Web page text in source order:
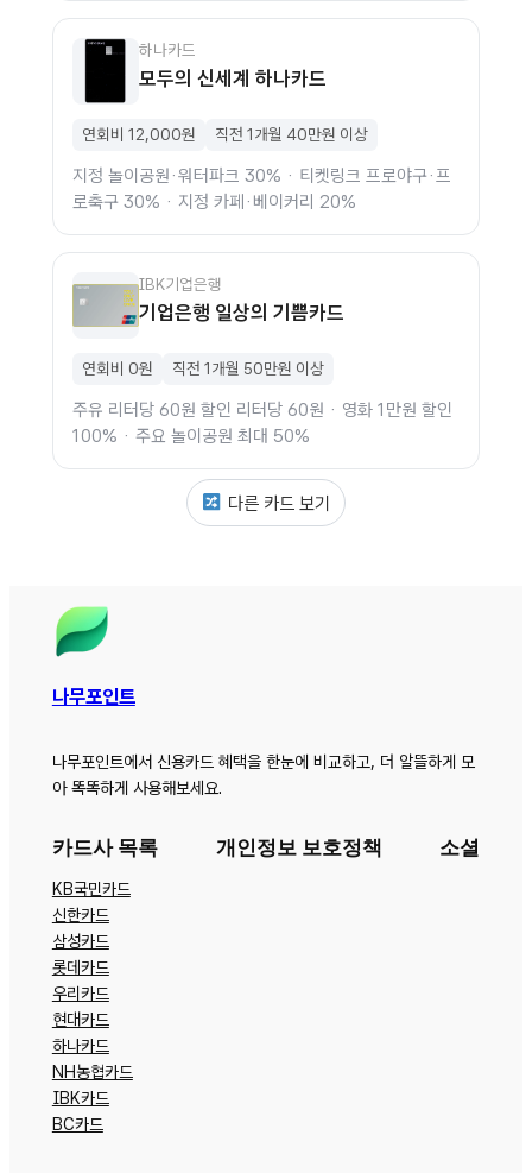
하나카드
모두의 신세계 하나카드
연회비 12,000원 직전 1개월 40만원 이상
지정 놀이공원·워터파크 30% · 티켓링크 프로야구·프
로축구 30% · 지정 카페·베이커리 20%
IBK기업은행
기업은행 일상의 기쁨카드
연회비 0원 직전 1개월 50만원 이상
주유 리터당 60원 할인 리터당 60원 · 영화 1만원 할인
100% · 주요 놀이공원 최대 50%
다른 카드 보기
나무포인트
나무포인트에서 신용카드 혜택을 한눈에 비교하고, 더 알뜰하게 모
아 똑똑하게 사용해보세요.
카드사 목록
KB국민카드
신한카드
삼성카드
롯데카드
우리카드
현대카드
하나카드
NH농협카드
IBK카드
BC카드
개인정보 보호정책 소셜